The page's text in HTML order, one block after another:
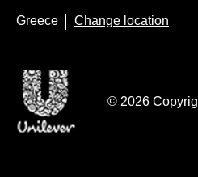
Greece Change location
© 2026